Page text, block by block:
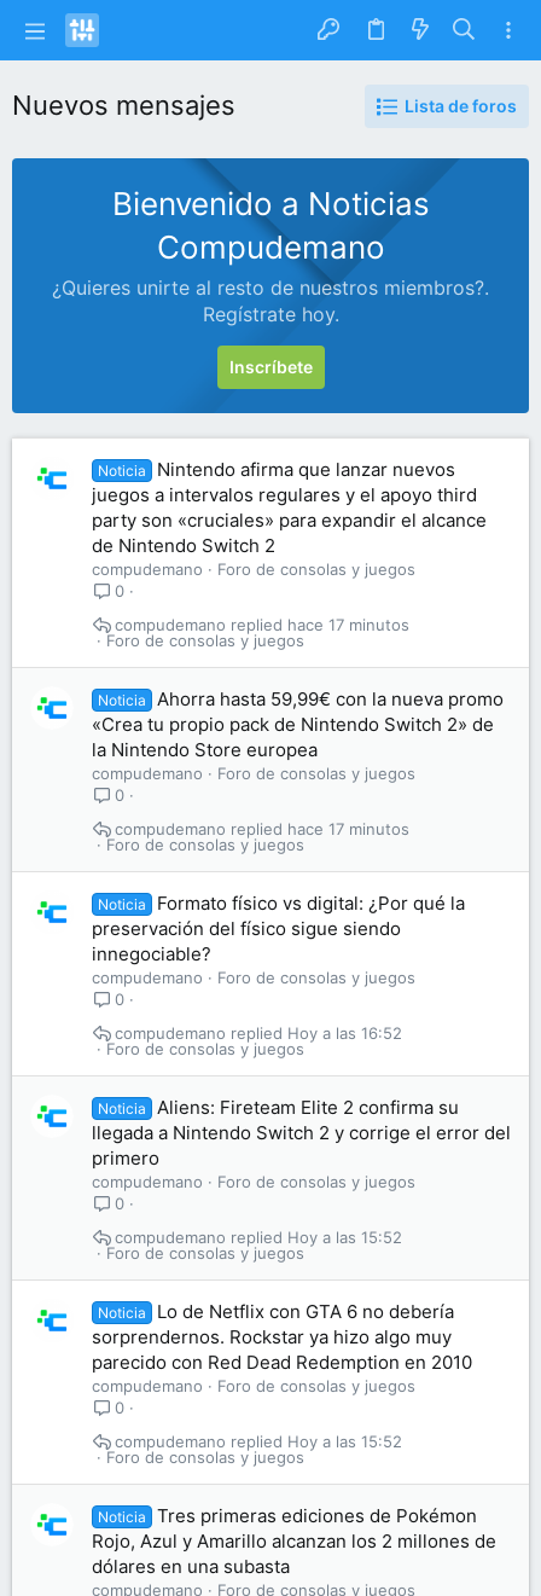
Nuevos mensajes Lista de foros
Bienvenido a Noticias
Compudemano
¿Quieres unirte al resto de nuestros miembros?.
Regístrate hoy.
Inscríbete
Noticia
Nintendo afirma que lanzar nuevos
juegos a intervalos regulares y el apoyo third
party son «cruciales» para expandir el alcance
de Nintendo Switch 2
compudemano
Foro de consolas y juegos
0
Foro de consolas y juegos
hace 17 minutos
compudemano
Noticia
Ahorra hasta 59,99€ con la nueva promo
«Crea tu propio pack de Nintendo Switch 2» de
la Nintendo Store europea
compudemano
Foro de consolas y juegos
0
Foro de consolas y juegos
hace 17 minutos
compudemano
Noticia
Formato físico vs digital: ¿Por qué la
preservación del físico sigue siendo
innegociable?
compudemano
Foro de consolas y juegos
0
Foro de consolas y juegos
Hoy a las 16:52
compudemano
Noticia
Aliens: Fireteam Elite 2 confirma su
llegada a Nintendo Switch 2 y corrige el error del
primero
compudemano
Foro de consolas y juegos
0
Foro de consolas y juegos
Hoy a las 15:52
compudemano
Noticia
Lo de Netflix con GTA 6 no debería
sorprendernos. Rockstar ya hizo algo muy
parecido con Red Dead Redemption en 2010
compudemano
Foro de consolas y juegos
0
Foro de consolas y juegos
Hoy a las 15:52
compudemano
Noticia
Tres primeras ediciones de Pokémon
Rojo, Azul y Amarillo alcanzan los 2 millones de
dólares en una subasta
compudemano
Foro de consolas y juegos